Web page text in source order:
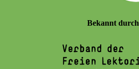
Bekannt durch